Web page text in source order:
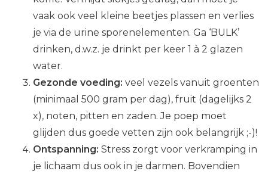
vaak ook veel kleine beetjes plassen en verlies
je via de urine sporenelementen. Ga ‘BULK’
drinken, d.w.z. je drinkt per keer 1 à 2 glazen
water.
Gezonde voeding: veel vezels vanuit groenten
(minimaal 500 gram per dag), fruit (dagelijks 2
x), noten, pitten en zaden. Je poep moet
glijden dus goede vetten zijn ook belangrijk ;-)!
Ontspanning: Stress zorgt voor verkramping in
je lichaam dus ook in je darmen. Bovendien